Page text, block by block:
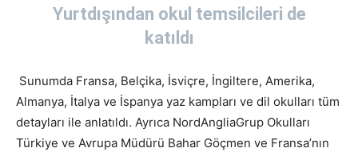
Yurtdışından okul temsilcileri de
katıldı
Sunumda Fransa, Belçika, İsviçre, İngiltere, Amerika,
Almanya, İtalya ve İspanya yaz kampları ve dil okulları tüm
detayları ile anlatıldı. Ayrıca NordAngliaGrup Okulları
Türkiye ve Avrupa Müdürü Bahar Göçmen ve Fransa’nın